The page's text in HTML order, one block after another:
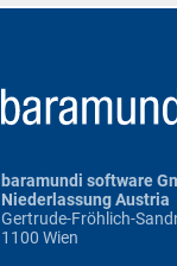
baramundi software
Niederlassung Austria
Gertrude-Fröhlich-
1100 Wien